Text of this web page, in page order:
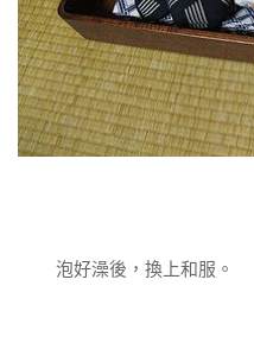
泡好澡後，換上和服。